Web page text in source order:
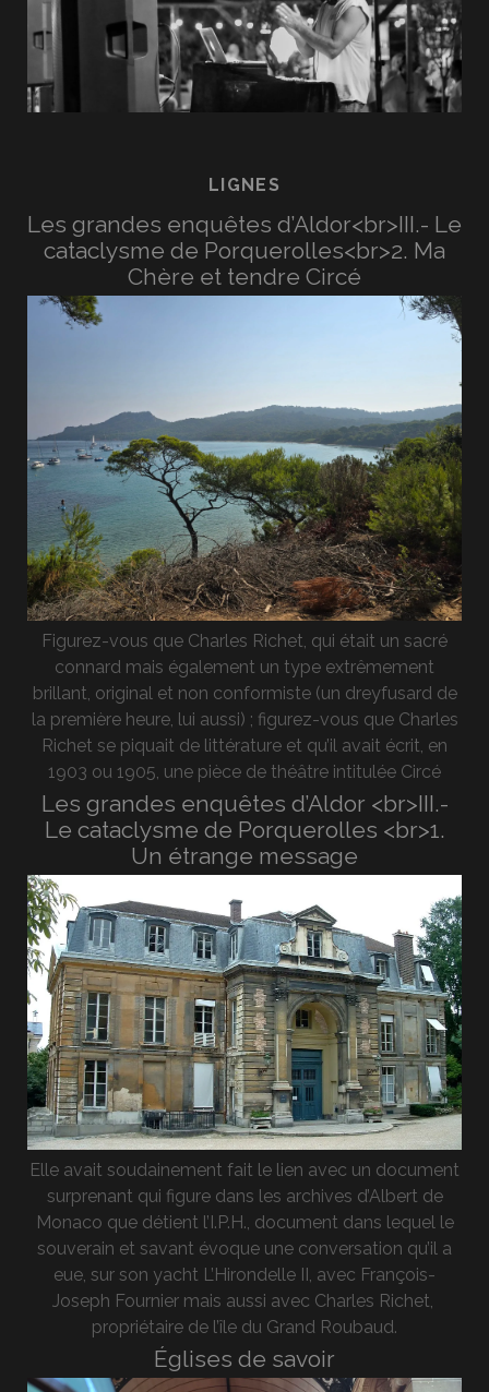
LIGNES
Les grandes enquêtes d’Aldor<br>III.- Le
cataclysme de Porquerolles<br>2. Ma
Chère et tendre Circé
Figurez-vous que Charles Richet, qui était un sacré
connard mais également un type extrêmement
brillant, original et non conformiste (un dreyfusard de
la première heure, lui aussi) ; figurez-vous que Charles
Richet se piquait de littérature et qu’il avait écrit, en
1903 ou 1905, une pièce de théâtre intitulée Circé
Les grandes enquêtes d’Aldor <br>III.-
Le cataclysme de Porquerolles <br>1.
Un étrange message
Elle avait soudainement fait le lien avec un document
surprenant qui figure dans les archives d’Albert de
Monaco que détient l’I.P.H., document dans lequel le
souverain et savant évoque une conversation qu’il a
eue, sur son yacht L’Hirondelle II, avec François-
Joseph Fournier mais aussi avec Charles Richet,
propriétaire de l’île du Grand Roubaud.
Églises de savoir